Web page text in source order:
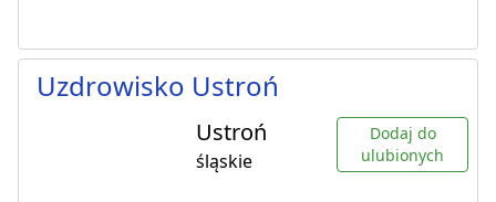
Uzdrowisko Ustroń
Ustroń
śląskie
Dodaj do
ulubionych